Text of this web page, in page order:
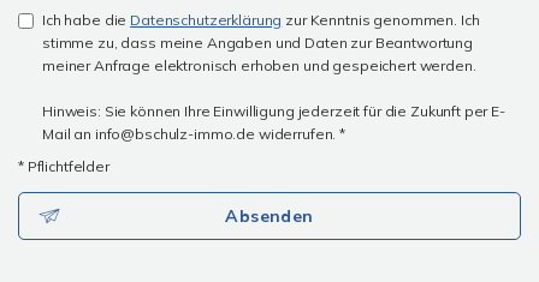
Ich habe die Datenschutzerklärung zur Kenntnis genommen. Ich
stimme zu, dass meine Angaben und Daten zur Beantwortung
meiner Anfrage elektronisch erhoben und gespeichert werden.
Hinweis: Sie können Ihre Einwilligung jederzeit für die Zukunft per E-
Mail an info@bschulz-immo.de widerrufen. *
* Pflichtfelder
Absenden